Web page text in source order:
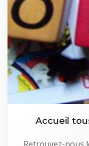
Accueil